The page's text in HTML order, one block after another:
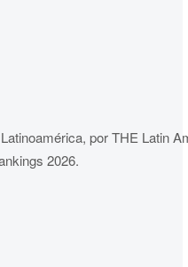
por THE Latin
2026.